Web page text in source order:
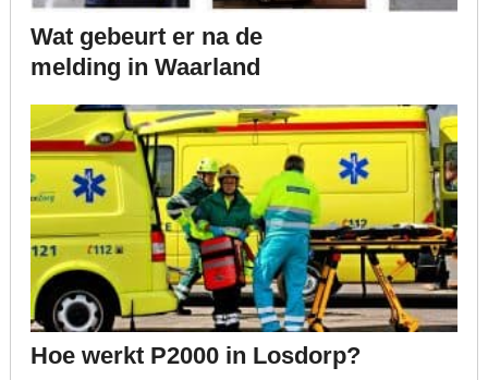
Wat gebeurt er na de
melding in Waarland
Hoe werkt P2000 in Losdorp?